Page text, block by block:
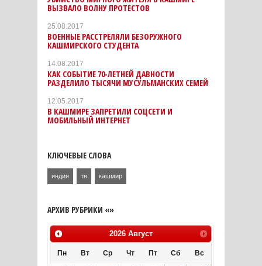
ВЫЗВАЛО ВОЛНУ ПРОТЕСТОВ
25.08.2017
ВОЕННЫЕ РАССТРЕЛЯЛИ БЕЗОРУЖНОГО
КАШМИРСКОГО СТУДЕНТА
14.08.2017
КАК СОБЫТИЕ 70-ЛЕТНЕЙ ДАВНОСТИ
РАЗДЕЛИЛО ТЫСЯЧИ МУСУЛЬМАНСКИХ СЕМЕЙ
12.05.2017
В КАШМИРЕ ЗАПРЕТИЛИ СОЦСЕТИ И
МОБИЛЬНЫЙ ИНТЕРНЕТ
КЛЮЧЕВЫЕ СЛОВА
индия тв кашмир
АРХИВ РУБРИКИ «»
2026 Август
Пн Вт Ср Чт Пт Сб Вс